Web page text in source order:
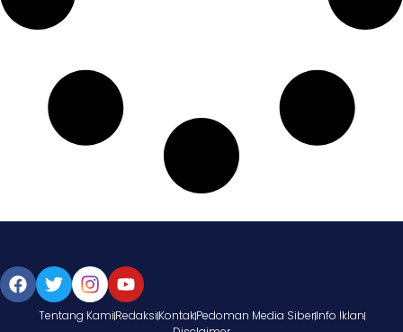
Tentang KamiRedaksiKontakPedoman Media SiberInfo Iklan